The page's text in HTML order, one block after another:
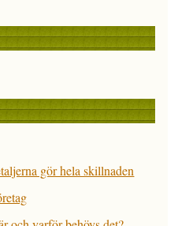
gör hela skillnaden